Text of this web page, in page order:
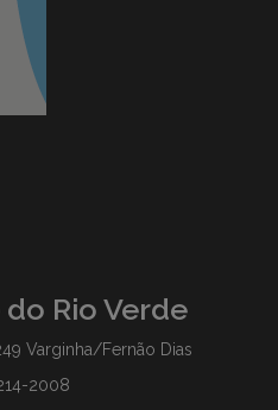
Rio Verde
Varginha/Fernão Dias
2008